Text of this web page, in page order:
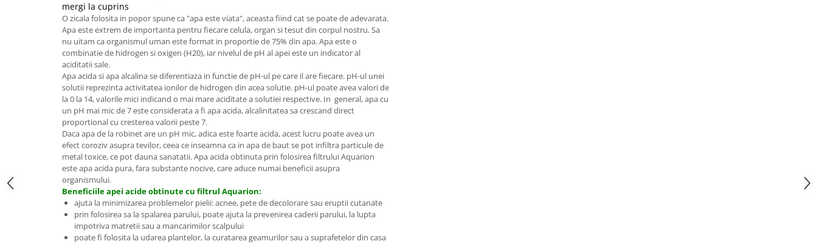
mergi la cuprins
O zicala folosita in popor spune ca "apa este viata", aceasta fiind cat se poate de adevarata.
Apa este extrem de importanta pentru fiecare celula, organ si tesut din corpul nostru. Sa
nu uitam ca organismul uman este format in proportie de 75% din apa. Apa este o
combinatie de hidrogen si oxigen (H20), iar nivelul de pH al apei este un indicator al
aciditatii sale.
Apa acida si apa alcalina se diferentiaza in functie de pH-ul pe care il are fiecare. pH-ul unei
solutii reprezinta activitatea ionilor de hidrogen din acea solutie. pH-ul poate avea valori de
la 0 la 14, valorile mici indicand o mai mare aciditate a solutiei respective. In general, apa cu
un pH mai mic de 7 este considerata a fi apa acida, alcalinitatea sa crescand direct
proportional cu cresterea valorii peste 7.
Daca apa de la robinet are un pH mic, adica este foarte acida, acest lucru poate avea un
efect coroziv asupra tevilor, ceea ce inseamna ca in apa de baut se pot infiltra particule de
metal toxice, ce pot dauna sanatatii. Apa acida obtinuta prin folosirea filtrului Aquarion
este apa acida pura, fara substante nocive, care aduce numai beneficii asupra
organismului.
Beneficiile apei acide obtinute cu filtrul Aquarion:
ajuta la minimizarea problemelor pielii: acnee, pete de decolorare sau eruptii cutanate
prin folosirea sa la spalarea parului, poate ajuta la prevenirea caderii parului, la lupta
impotriva matretii sau a mancarimilor scalpului
poate fi folosita la udarea plantelor, la curatarea geamurilor sau a suprafetelor din casa